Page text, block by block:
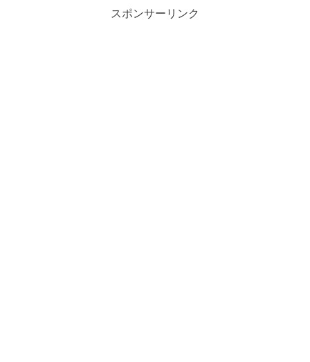
スポンサーリンク